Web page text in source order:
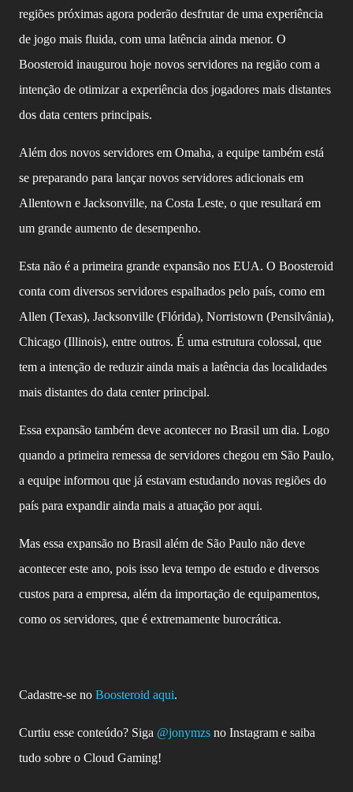
regiões próximas agora poderão desfrutar de uma experiência
de jogo mais fluida, com uma latência ainda menor. O
Boosteroid inaugurou hoje novos servidores na região com a
intenção de otimizar a experiência dos jogadores mais distantes
dos data centers principais.
Além dos novos servidores em Omaha, a equipe também está
se preparando para lançar novos servidores adicionais em
Allentown e Jacksonville, na Costa Leste, o que resultará em
um grande aumento de desempenho.
Esta não é a primeira grande expansão nos EUA. O Boosteroid
conta com diversos servidores espalhados pelo país, como em
Allen (Texas), Jacksonville (Flórida), Norristown (Pensilvânia),
Chicago (Illinois), entre outros. É uma estrutura colossal, que
tem a intenção de reduzir ainda mais a latência das localidades
mais distantes do data center principal.
Essa expansão também deve acontecer no Brasil um dia. Logo
quando a primeira remessa de servidores chegou em São Paulo,
a equipe informou que já estavam estudando novas regiões do
país para expandir ainda mais a atuação por aqui.
Mas essa expansão no Brasil além de São Paulo não deve
acontecer este ano, pois isso leva tempo de estudo e diversos
custos para a empresa, além da importação de equipamentos,
como os servidores, que é extremamente burocrática.
Cadastre-se no Boosteroid aqui.
Curtiu esse conteúdo? Siga @jonymzs no Instagram e saiba
tudo sobre o Cloud Gaming!